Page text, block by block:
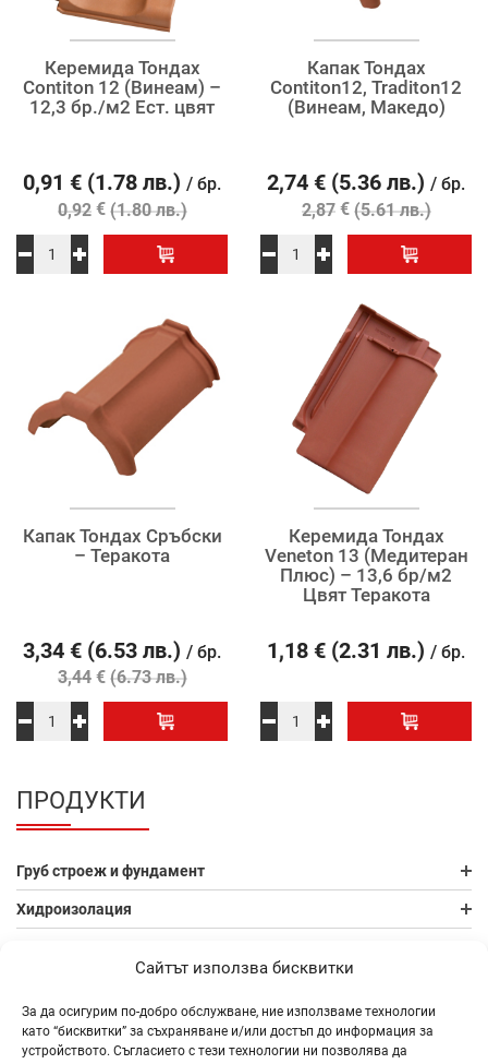
Сайтът използва бисквитки
За да осигурим по-добро обслужване, ние използваме технологии
като “бисквитки” за съхраняване и/или достъп до информация за
устройството. Съгласието с тези технологии ни позволява да
Керемида Тондах
Contiton 12 (Винеам) –
12,3 бр./м2 Ест. цвят
0,91 € (1.78 лв.) / бр.
0,92€ (1.80 лв.)
Капак Тондах
Contiton12, Traditon12
(Винеам, Македо)
2,74 € (5.36 лв.) / бр.
2,87€ (5.61 лв.)
Капак Тондах Сръбски
– Теракота
3,34 € (6.53 лв.) / бр.
3,44€ (6.73 лв.)
Керемида Тондах
Veneton 13 (Медитеран
Плюс) – 13,6 бр/м2
Цвят Теракота
1,18 € (2.31 лв.) / бр.
ПРОДУКТИ
Груб строеж и фундамент
Хидроизолация
Бетонови изделия и настилки